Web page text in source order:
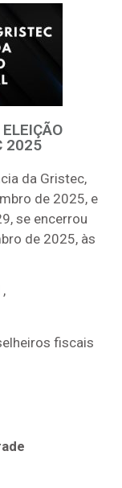
2025
da Gristec,
de 2025, e
se encerrou
de 2025, às
fiscais